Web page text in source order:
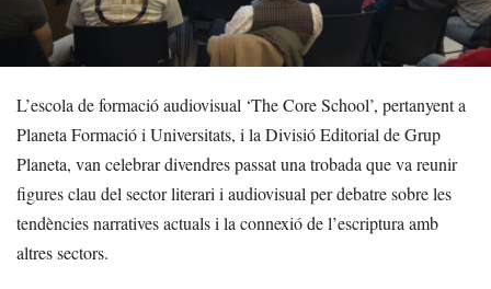
L’escola de formació audiovisual ‘The Core School’, pertanyent a
Planeta Formació i Universitats, i la Divisió Editorial de Grup
Planeta, van celebrar divendres passat una trobada que va reunir
figures clau del sector literari i audiovisual per debatre sobre les
tendències narratives actuals i la connexió de l’escriptura amb
altres sectors.